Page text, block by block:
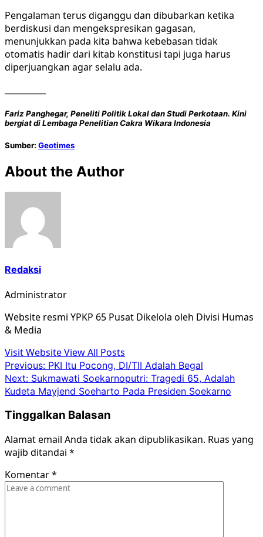
Pengalaman terus diganggu dan dibubarkan ketika
berdiskusi dan mengekspresikan gagasan,
menunjukkan pada kita bahwa kebebasan tidak
otomatis hadir dari kitab konstitusi tapi juga harus
diperjuangkan agar selalu ada.
Fariz Panghegar, Peneliti Politik Lokal dan Studi Perkotaan. Kini
bergiat di Lembaga Penelitian Cakra Wikara Indonesia
Sumber: Geotimes
About the Author
Redaksi
Administrator
Website resmi YPKP 65 Pusat Dikelola oleh Divisi Humas
& Media
Visit WebsiteView All Posts
Post
navigation
Previous: PKI Itu Pocong, DI/TII Adalah Begal
Next: Sukmawati Soekarnoputri: Tragedi 65, Adalah
Kudeta Mayjend Soeharto Pada Presiden Soekarno
Tinggalkan Balasan
Alamat email Anda tidak akan dipublikasikan. Ruas yang
wajib ditandai *
Komentar*